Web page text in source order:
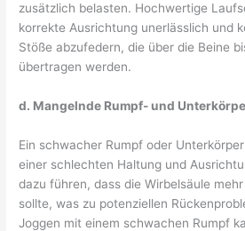
zusätzlich belasten. Hochwertige
korrekte Ausrichtung unerlässlich und
Stöße abzufedern, die über die Beine
übertragen werden.
d. Mangelnde Rumpf- und
Ein schwacher Rumpf oder
einer schlechten Haltung und
dazu führen, dass die Wirbelsäule
sollte, was zu potenziellen
Joggen mit einem schwachen Rumpf